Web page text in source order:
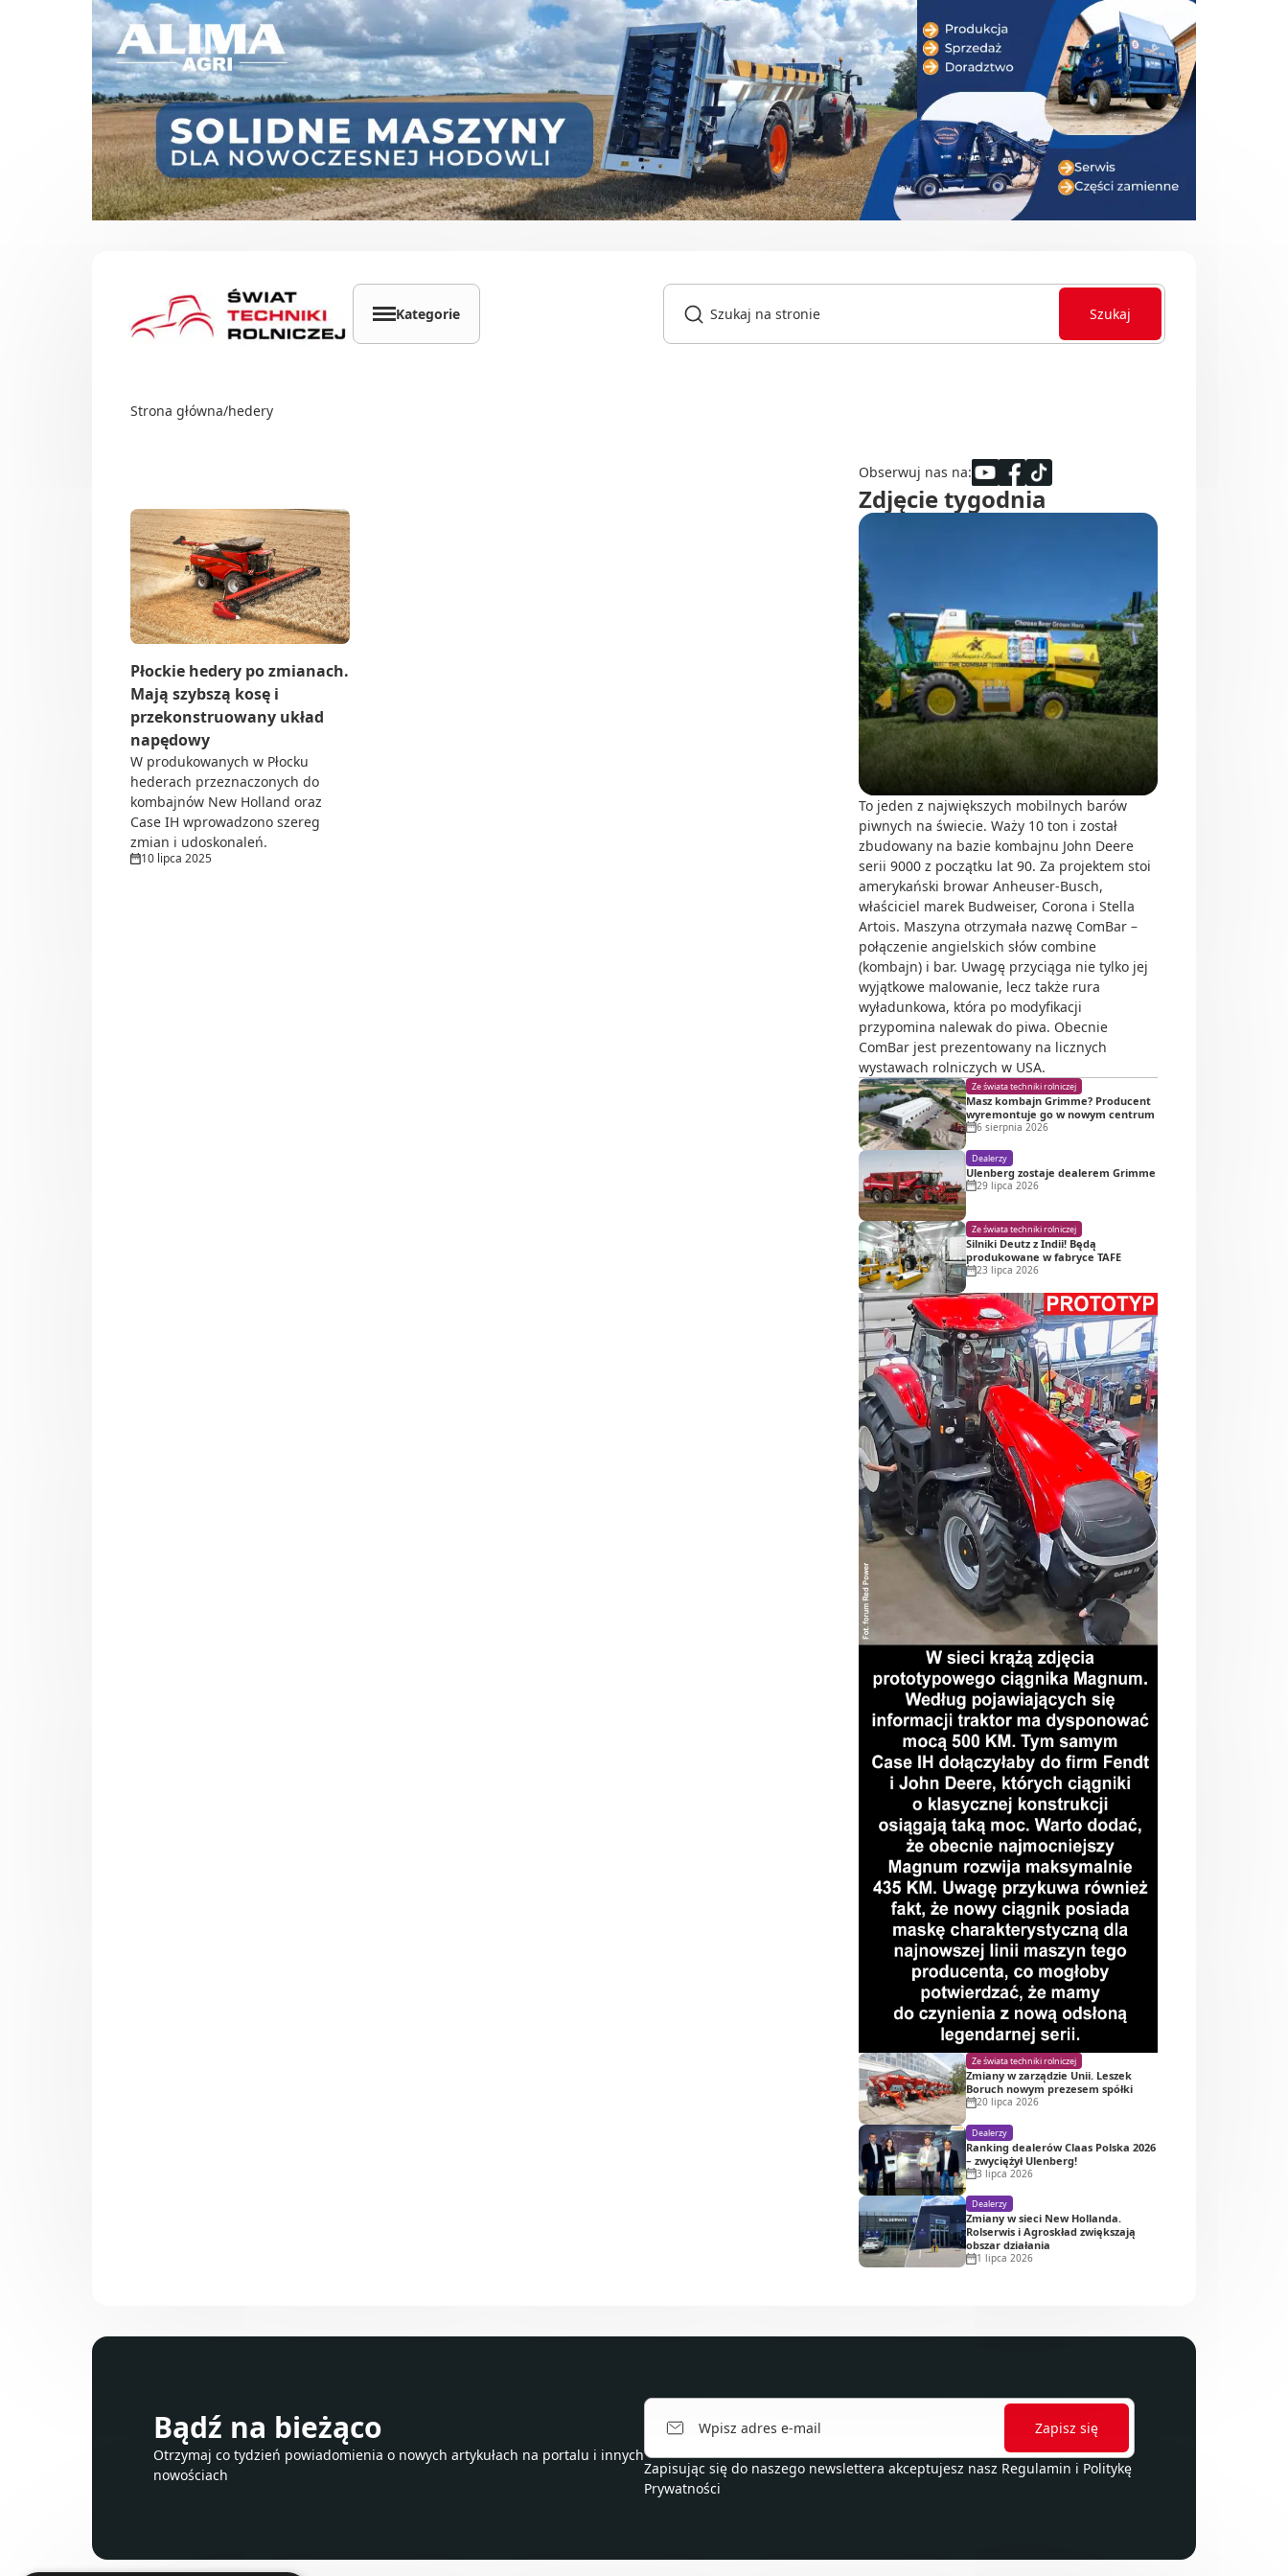
Przejdź do treści
Kategorie Szukaj
Strona główna/hedery
Płockie hedery po zmianach.
Mają szybszą kosę i
przekonstruowany układ
napędowy
W produkowanych w Płocku
hederach przeznaczonych do
kombajnów New Holland oraz
Case IH wprowadzono szereg
zmian i udoskonaleń.
10 lipca 2025
Obserwuj nas na:
Zdjęcie tygodnia
To jeden z największych mobilnych barów
piwnych na świecie. Waży 10 ton i został
zbudowany na bazie kombajnu John Deere
serii 9000 z początku lat 90. Za projektem stoi
amerykański browar Anheuser-Busch,
właściciel marek Budweiser, Corona i Stella
Artois. Maszyna otrzymała nazwę ComBar –
połączenie angielskich słów combine
(kombajn) i bar. Uwagę przyciąga nie tylko jej
wyjątkowe malowanie, lecz także rura
wyładunkowa, która po modyfikacji
przypomina nalewak do piwa. Obecnie
ComBar jest prezentowany na licznych
wystawach rolniczych w USA.
Ze świata techniki rolniczej
Masz kombajn Grimme? Producent
wyremontuje go w nowym centrum
6 sierpnia 2026
Dealerzy
Ulenberg zostaje dealerem Grimme
29 lipca 2026
Ze świata techniki rolniczej
Silniki Deutz z Indii! Będą
produkowane w fabryce TAFE
23 lipca 2026
Ze świata techniki rolniczej
Zmiany w zarządzie Unii. Leszek
Boruch nowym prezesem spółki
20 lipca 2026
Dealerzy
Ranking dealerów Claas Polska 2026
– zwyciężył Ulenberg!
3 lipca 2026
Dealerzy
Zmiany w sieci New Hollanda.
Rolserwis i Agroskład zwiększają
obszar działania
1 lipca 2026
Bądź na bieżąco
Otrzymaj co tydzień powiadomienia o nowych artykułach na portalu i innych
nowościach
Zapisując się do naszego newslettera akceptujesz nasz Regulamin i Politykę
Prywatności